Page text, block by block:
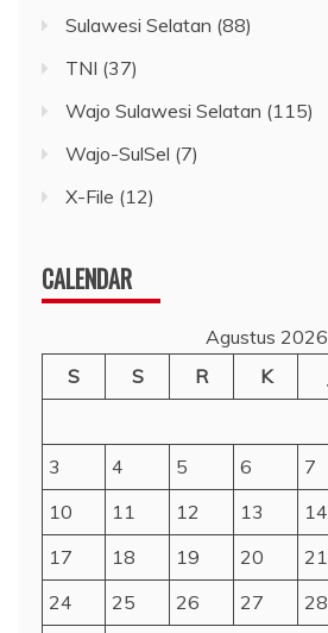
Sulawesi Selatan (88)
TNI (37)
Wajo Sulawesi Selatan (115)
Wajo-SulSel (7)
X-File (12)
CALENDAR
Agustus 2026
S
S R K
3
4 5 6 7
10
11 12 13 14
17
18 19 20 21
24
25 26 27 28